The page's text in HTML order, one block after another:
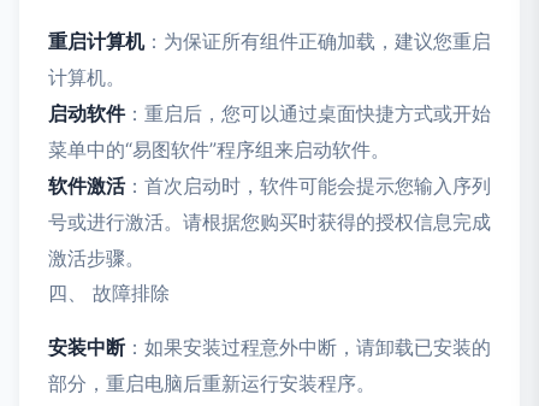
重启计算机：为保证所有组件正确加载，建议您重启
计算机。
启动软件：重启后，您可以通过桌面快捷方式或开始
菜单中的“易图软件”程序组来启动软件。
软件激活：首次启动时，软件可能会提示您输入序列
号或进行激活。请根据您购买时获得的授权信息完成
激活步骤。
四、 故障排除
安装中断：如果安装过程意外中断，请卸载已安装的
部分，重启电脑后重新运行安装程序。